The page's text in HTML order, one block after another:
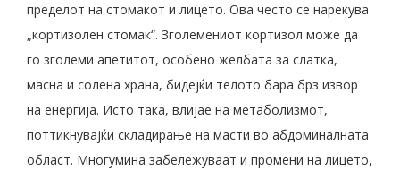
пределот на стомакот и лицето. Ова често се нарекува
„кортизолен стомак“. Зголемениот кортизол може да
го зголеми апетитот, особено желбата за слатка,
масна и солена храна, бидејќи телото бара брз извор
на енергија. Исто така, влијае на метаболизмот,
поттикнувајќи складирање на масти во абдоминалната
област. Многумина забележуваат и промени на лицето,